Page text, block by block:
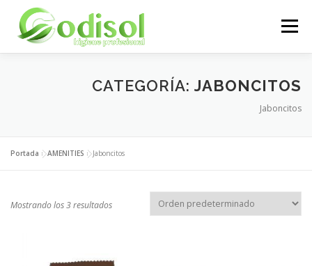
contenido
Menú
SERVICIOS PRODUCTOS
CATEGORÍA: JABONCITOS
Jaboncitos
Portada »AMENITIES »Jaboncitos
Mostrando los 3 resultados